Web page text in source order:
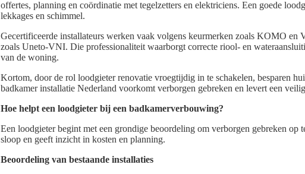
offertes, planning en coördinatie met tegelzetters en elektriciens. Een goede
lekkages en schimmel.
Gecertificeerde installateurs werken vaak volgens keurmerken zoals KOMO en
zoals Uneto-VNI. Die professionaliteit waarborgt correcte riool- en
van de woning.
Kortom, door de rol loodgieter renovatie vroegtijdig in te schakelen, besparen
badkamer installatie Nederland voorkomt verborgen gebreken en levert een
Hoe helpt een loodgieter bij een badkamerverbouwing?
Een loodgieter begint met een grondige beoordeling om verborgen gebreken op
sloop en geeft inzicht in kosten en planning.
Beoordeling van bestaande installaties